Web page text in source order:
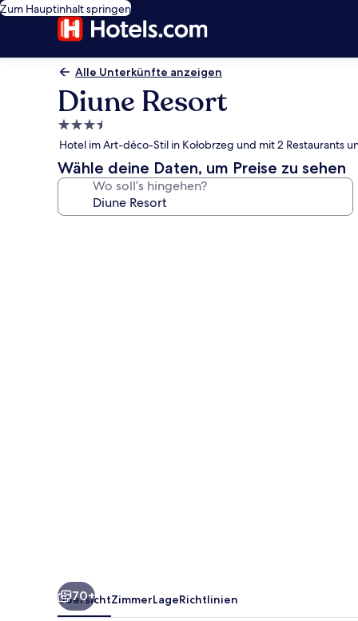
Zum Hauptinhalt springen
Alle Unterkünfte anzeigen
Diune Resort
3.5-
Sterne-
Unterkunft
Hotel im Art-déco-Stil in Kołobrzeg und mit 2 Restaurants
Wähle deine Daten, um Preise zu sehen
Wo soll’s hingehen?
70+
ÜbersichtZimmerLageRichtlinien